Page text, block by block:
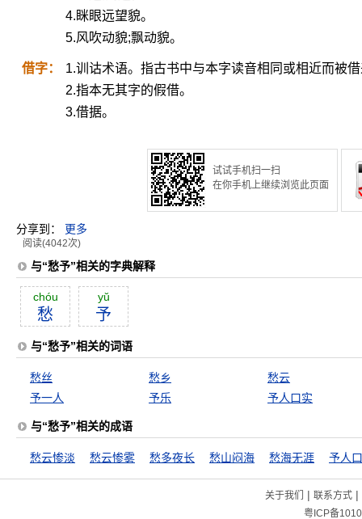
4.眯眼远望貌。
5.风吹动貌;飘动貌。
借字：
1.训诂术语。指古书中与本字读音相同或相近而被
2.指本无其字的假借。
3.借据。
试试手机扫一扫
在你手机上继续浏览此页面
分享到： 更多
阅读(4042次)
与“愁予”相关的字典解释
chóu
愁
yŭ
予
与“愁予”相关的词语
愁丝 愁乡
愁云
予一人
予乐 予人口实
与“愁予”相关的成语
愁云惨淡 愁云惨雾 愁多夜长 愁山闷海 愁海无涯 予人
关于我们 | 联系方式|
粤ICP备